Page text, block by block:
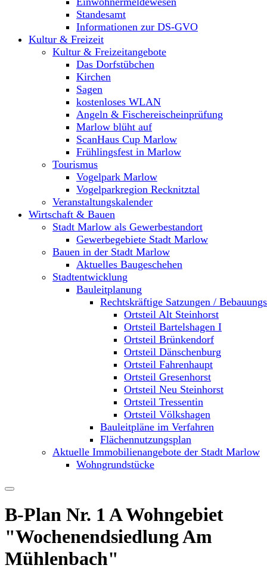
Standesamt
Informationen zur DS-GVO
Kultur & Freizeit
Kultur & Freizeitangebote
Das Dorfstübchen
Kirchen
Sagen
kostenloses WLAN
Angeln & Fischereischeinprüfung
Marlow blüht auf
ScanHaus Cup Marlow
Frühlingsfest in Marlow
Tourismus
Vogelpark Marlow
Vogelparkregion Recknitztal
Veranstaltungskalender
Wirtschaft & Bauen
Stadt Marlow als Gewerbestandort
Gewerbegebiete Stadt Marlow
Bauen in der Stadt Marlow
Aktuelles Baugeschehen
Stadtentwicklung
Bauleitplanung
Rechtskräftige Satzungen /
Ortsteil Alt Steinhorst
Ortsteil Bartelshagen I
Ortsteil Brünkendorf
Ortsteil Dänschenburg
Ortsteil Fahrenhaupt
Ortsteil Gresenhorst
Ortsteil Neu Steinhorst
Ortsteil Tressentin
Ortsteil Völkshagen
Bauleitpläne im Verfahren
Flächennutzungsplan
Aktuelle Immobilienangebote der Stadt Marlow
Wohngrundstücke
B-Plan Nr. 1 A Wohngebiet
"Wochenendsiedlung Am
Mühlenbach"